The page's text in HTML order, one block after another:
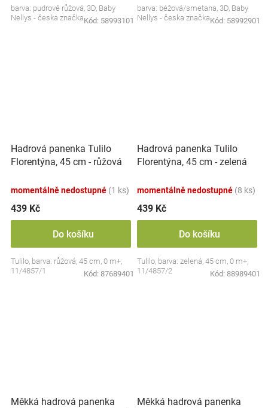
barva: pudrově růžová, 3D, Baby
Nellys - česka značkaKód: 58993101
barva: béžová/smetana, 3D, Baby
Nellys - česka značkaKód: 58992901
Hadrová panenka Tulilo
Florentýna, 45 cm - růžová
momentálně nedostupné (1 ks)
439 Kč
Do košíku
Tulilo, barva: růžová, 45 cm, 0 m+,
11/4857/1
Kód: 87689401
Hadrová panenka Tulilo
Florentýna, 45 cm - zelená
momentálně nedostupné (8 ks)
439 Kč
Do košíku
Tulilo, barva: zelená, 45 cm, 0 m+,
11/4857/2
Kód: 88989401
Měkká hadrová panenka
Měkká hadrová panenka